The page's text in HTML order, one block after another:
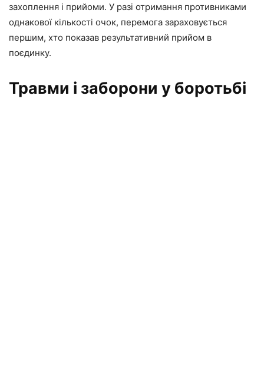
захоплення і прийоми. У разі отримання противниками
однакової кількості очок, перемога зараховується
першим, хто показав результативний прийом в
поєдинку.
Травми і заборони у боротьбі